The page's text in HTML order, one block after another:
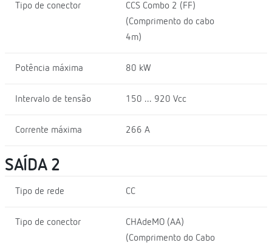
Tipo de conector
CCS Combo 2 (FF)
(Comprimento do cabo
4m)
Potência máxima 80 kW
Intervalo de tensão 150 ... 920 Vcc
Corrente máxima 266 A
SAÍDA 2
Tipo de rede CC
Tipo de conector
CHAdeMO (AA)
(Comprimento do Cabo